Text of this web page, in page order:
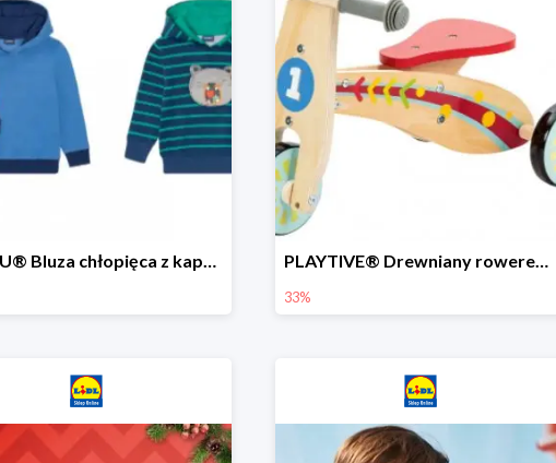
LUPILU® Bluza chłopięca z kapturem PLAYTIVE® Drewniany rowerek biegowy -33%
33%